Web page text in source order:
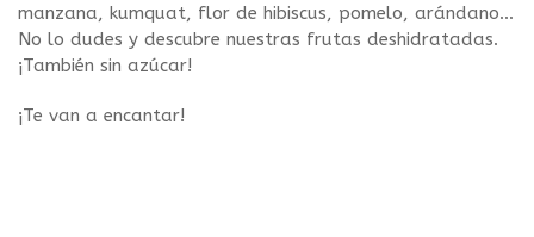
manzana, kumquat, flor de hibiscus, pomelo, arándano…
No lo dudes y descubre nuestras frutas deshidratadas.
¡También sin azúcar!
¡Te van a encantar!